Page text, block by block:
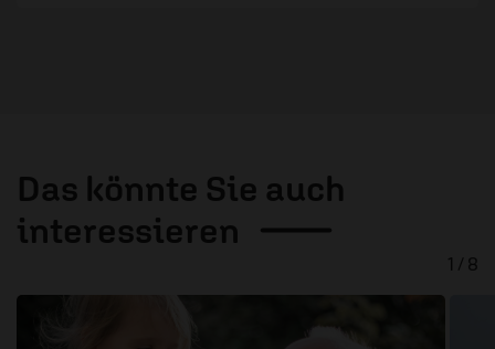
Das könnte Sie auch
interessieren
1 / 8